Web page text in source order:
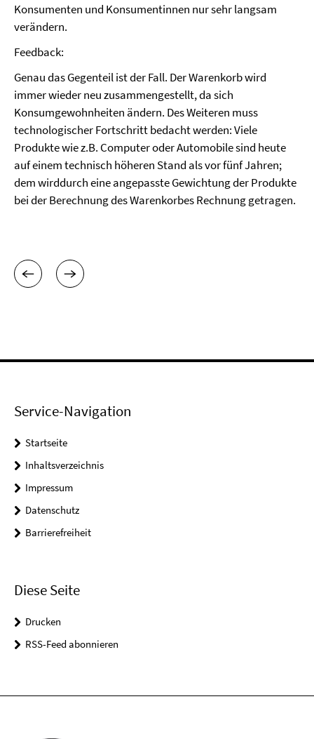
Konsumenten und Konsumentinnen nur sehr langsam
verändern.
Feedback:
Genau das Gegenteil ist der Fall. Der Warenkorb wird
immer wieder neu zusammengestellt, da sich
Konsumgewohnheiten ändern. Des Weiteren muss
technologischer Fortschritt bedacht werden: Viele
Produkte wie z.B. Computer oder Automobile sind heute
auf einem technisch höheren Stand als vor fünf Jahren;
dem wirddurch eine angepasste Gewichtung der Produkte
bei der Berechnung des Warenkorbes Rechnung getragen.
Service-Navigation
Startseite
Inhaltsverzeichnis
Impressum
Datenschutz
Barrierefreiheit
Diese Seite
Drucken
RSS-Feed abonnieren